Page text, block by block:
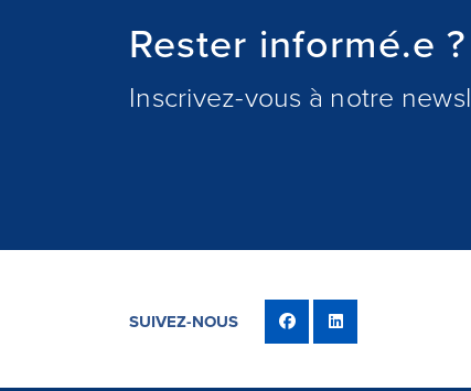
Rester informé.e ?
Inscrivez-vous à notre
SUIVEZ-NOUS